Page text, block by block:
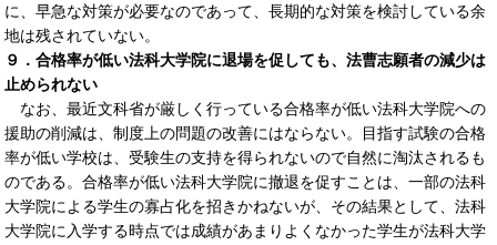
に、早急な対策が必要なのであって、長期的な対策を検討している余
地は残されていない。
９．合格率が低い法科大学院に退場を促しても、法曹志願者の減少は
止められない
なお、最近文科省が厳しく行っている合格率が低い法科大学院への
援助の削減は、制度上の問題の改善にはならない。目指す試験の合格
率が低い学校は、受験生の支持を得られないので自然に淘汰されるも
のである。合格率が低い法科大学院に撤退を促すことは、一部の法科
大学院による学生の寡占化を招きかねないが、その結果として、法科
大学院に入学する時点では成績があまりよくなかった学生が法科大学